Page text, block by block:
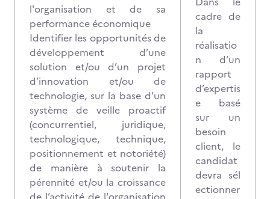
l'organisation et de sa
performance économique
Identifier les opportunités de
développement d’une
solution et/ou d’un projet
d’innovation et/ou de
technologie, sur la base d’un
système de veille proactif
(concurrentiel, juridique,
technologique, technique,
positionnement et notoriété)
de manière à soutenir la
pérennité et/ou la croissance
cadre de
la
réalisatio
n d’un
rapport
d’expertis
e basé
sur un
besoin
client, le
candidat
devra sél
ectionner